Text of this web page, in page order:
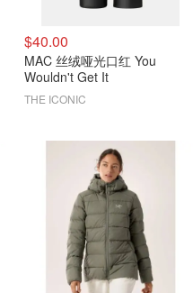
$40.00
MAC 丝绒哑光口红 You
Wouldn't Get It
THE ICONIC